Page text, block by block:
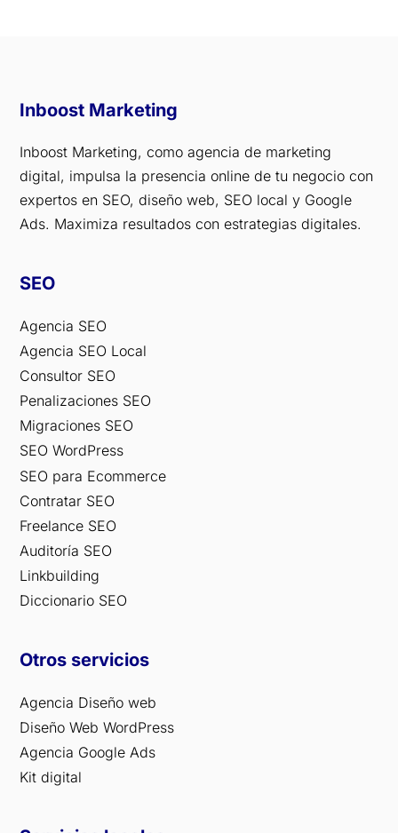
Inboost Marketing
Inboost Marketing, como agencia de marketing
digital, impulsa la presencia online de tu negocio con
expertos en SEO, diseño web, SEO local y Google
Ads. Maximiza resultados con estrategias digitales.
SEO
Agencia SEO
Agencia SEO Local
Consultor SEO
Penalizaciones SEO
Migraciones SEO
SEO WordPress
SEO para Ecommerce
Contratar SEO
Freelance SEO
Auditoría SEO
Linkbuilding
Diccionario SEO
Otros servicios
Agencia Diseño web
Diseño Web WordPress
Agencia Google Ads
Kit digital